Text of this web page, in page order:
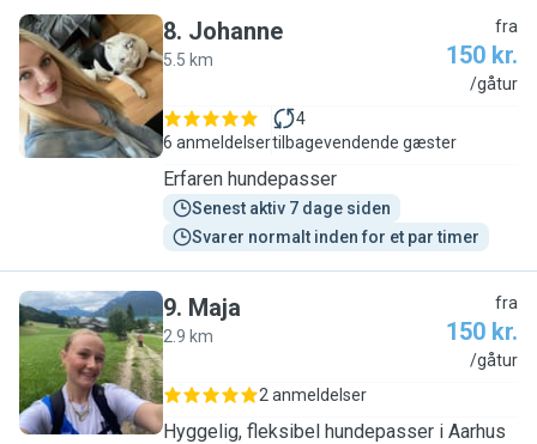
J
8. Johanne
5.5 km
fra
150 kr.
/gåtur
6 anmeldelser
4
tilbagevendende gæster
Erfaren hundepasser
Senest aktiv 7 dage siden
Svarer normalt inden for et par timer
M
9. Maja
2.9 km
fra
150 kr.
/gåtur
2 anmeldelser
Hyggelig, fleksibel hundepasser i Aarhus